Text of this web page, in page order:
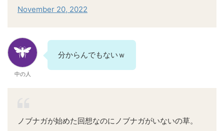
November 20, 2022
中の人
分からんでもないｗ
ノブナガが始めた回想なのにノブナガがいないの草。